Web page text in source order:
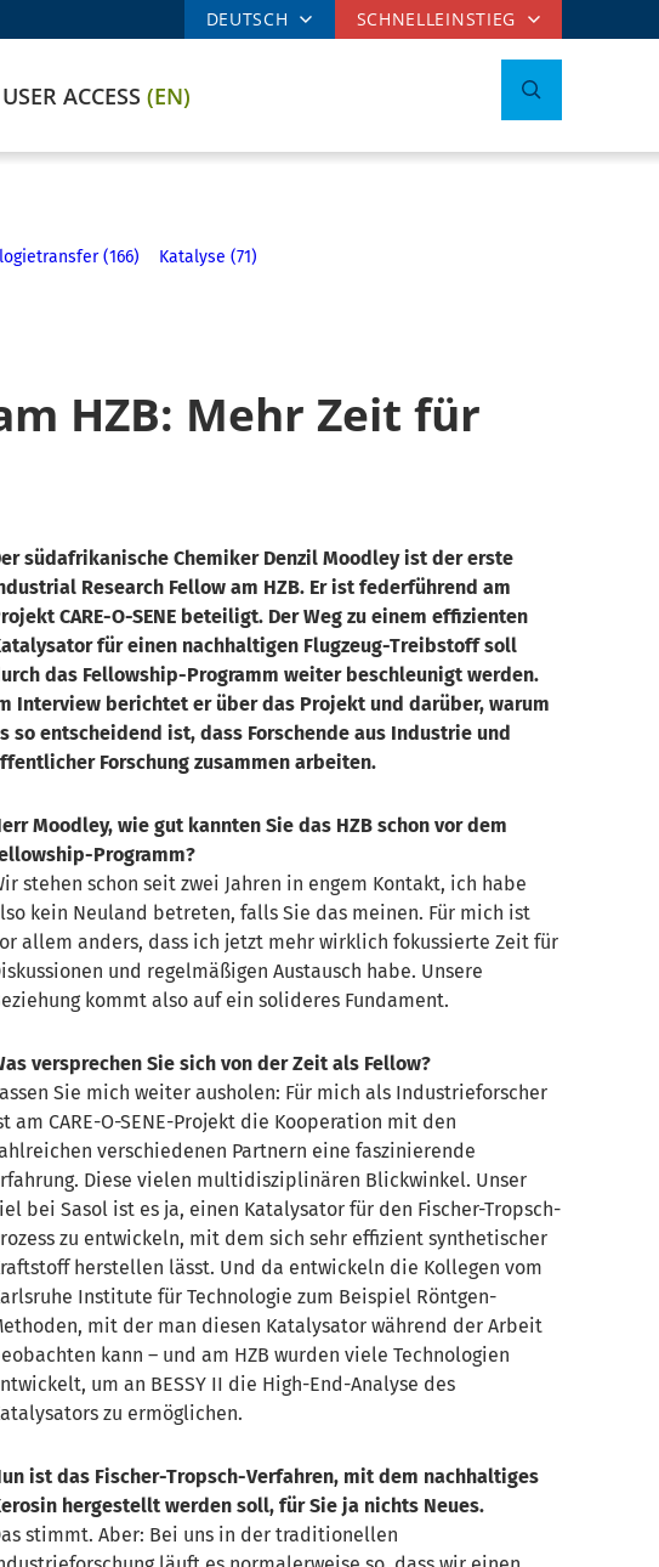
DEUTSCH SCHNELLEINSTIEG
USER ACCESS (EN)
(166) Katalyse (71)
HZB: Mehr Zeit für
südafrikanische Chemiker Denzil Moodley ist der erste
Research Fellow am HZB. Er ist federführend am
CARE-O-SENE beteiligt. Der Weg zu einem effizienten
für einen nachhaltigen Flugzeug-Treibstoff soll
das Fellowship-Programm weiter beschleunigt werden.
Interview berichtet er über das Projekt und darüber, warum
so entscheidend ist, dass Forschende aus Industrie und
Forschung zusammen arbeiten.
Moodley, wie gut kannten Sie das HZB schon vor dem
Programm?
stehen schon seit zwei Jahren in engem Kontakt, ich habe
kein Neuland betreten, falls Sie das meinen. Für mich ist
allem anders, dass ich jetzt mehr wirklich fokussierte Zeit für
und regelmäßigen Austausch habe. Unsere
kommt also auf ein solideres Fundament.
versprechen Sie sich von der Zeit als Fellow?
Sie mich weiter ausholen: Für mich als Industrieforscher
am CARE-O-SENE-Projekt die Kooperation mit den
verschiedenen Partnern eine faszinierende
Diese vielen multidisziplinären Blickwinkel. Unser
bei Sasolist es ja, einen Katalysator für den Fischer-Tropsch-
zu entwickeln, mit dem sich sehr effizient synthetischer
herstellen lässt. Und da entwickeln die Kollegen vom
Institute für Technologie zum Beispiel Röntgen-
mit der man diesen Katalysator während der Arbeit
kann – und am HZB wurden viele Technologien
um an BESSY II die High-End-Analyse des
zu ermöglichen.
ist das Fischer-Tropsch-Verfahren, mit dem nachhaltiges
hergestellt werden soll, für Sie ja nichts Neues.
stimmt. Aber: Bei uns in der traditionellen